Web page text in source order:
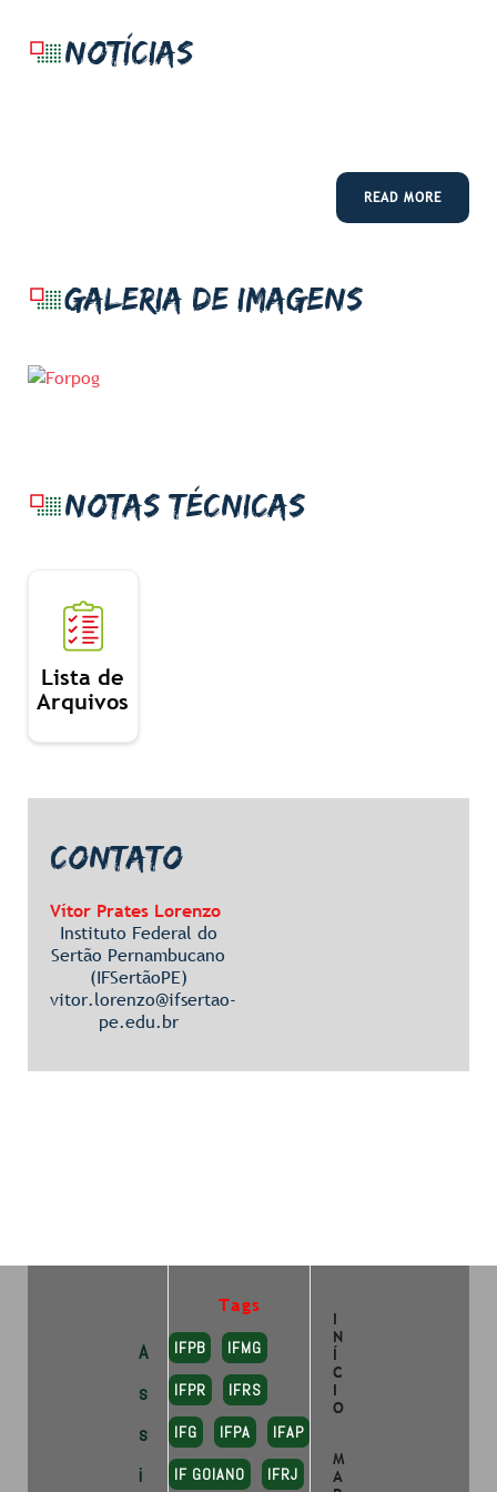
cleber.barbosa@ifsuldeminas.edu.b
NOTÍCIAS
READ MORE
GALERIA DE IMAGENS
NOTAS TÉCNICAS
Lista de
Arquivos
CONTATO
Vítor Prates Lorenzo
Instituto Federal do
Sertão Pernambucano
(IFSertãoPE)
vitor.lorenzo@ifsertao-
pe.edu.br
A
s
s
i
Tags
IFPB IFMG
IFPR IFRS
IFG IFPA IFAP
IF GOIANO IFRJ
I
N
Í
C
I
O
M
A